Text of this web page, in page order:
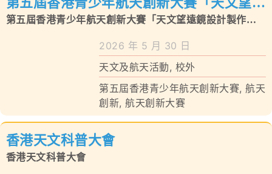
校風及學生支援
聯絡我們
鏡設計製作與探究賽」
第五屆香港青少年航天創新大賽「天文望遠鏡設計製作與
2026 年 5 月 30 日
天文及航天活動, 校外
第五屆香港青少年航天創新大賽,航天
創新,航天創新大賽
香港天文科普大會
香港天文科普大會